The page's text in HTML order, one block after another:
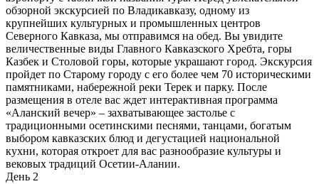
обзорной экскурсией по Владикавказу, одному из
крупнейших культурных и промышленных центров
Северного Кавказа, мы отправимся на обед. Вы увидите
величественные виды Главного Кавказского Хребта, горы
Казбек и Столовой горы, которые украшают город. Экскурсия
пройдет по Старому городу с его более чем 70 историческими
памятниками, набережной реки Терек и парку. После
размещения в отеле вас ждет интерактивная программа
«Аланский вечер» – захватывающее застолье с
традиционными осетинскими песнями, танцами, богатым
выбором кавказских блюд и дегустацией национальной
кухни, которая откроет для вас разнообразие культуры и
вековых традиций Осетии-Алании.
День 2